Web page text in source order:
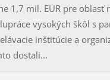
1,7 mil. EUR pre oblasť
vysokých škôl s
inštitúcie a
dostali...